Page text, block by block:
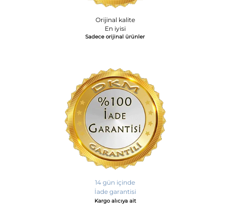
Orijinal kalite
En iyisi
Sadece orijinal ürünler
14 gün içinde
İade garantisi
Kargo alıcıya ait